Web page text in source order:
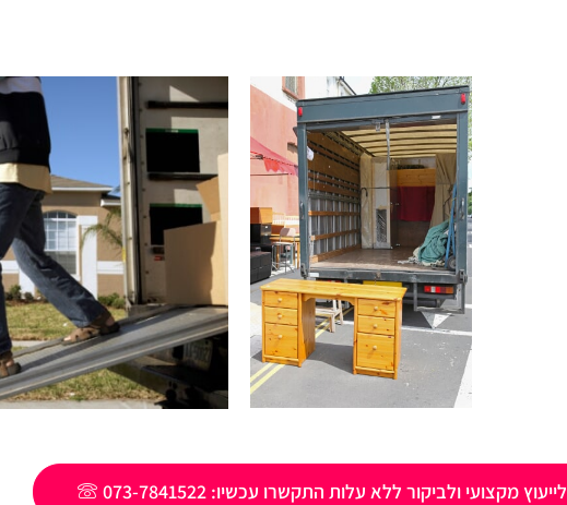
לייעוץ מקצועי ולביקור ללא עלות התקשרו עכשיו: 073-7841522